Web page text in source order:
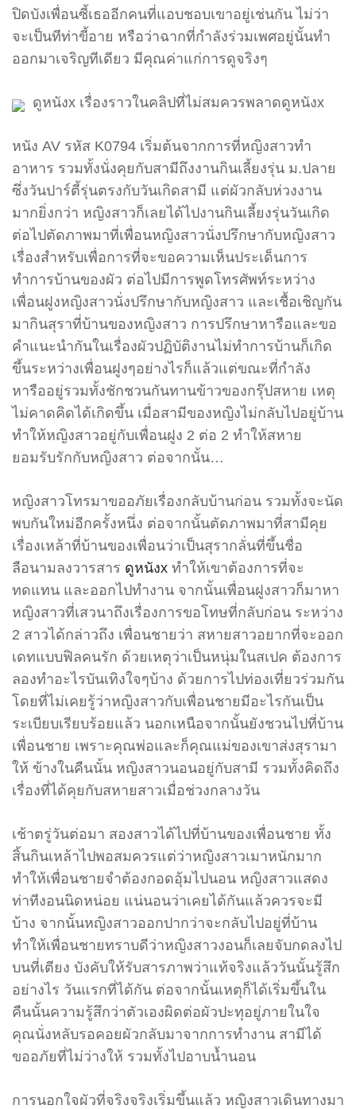
ปิดบังเพื่อนซี้เธออีกคนที่แอบชอบเขาอยู่เช่นกัน ไม่ว่า
จะเป็นทีท่าขี้อาย หรือว่าฉากที่กำลังร่วมเพศอยู่นั้นทำ
ออกมาเจริญทีเดียว มีคุณค่าแก่การดูจริงๆ
ดูหนังx เรื่องราวในคลิปที่ไม่สมควรพลาดดูหนังx
หนัง AV รหัส K0794 เริ่มต้นจากการที่หญิงสาวทำ
อาหาร รวมทั้งนั่งคุยกับสามีถึงงานกินเลี้ยงรุ่น ม.ปลาย
ซึ่งวันปาร์ตี้รุ่นตรงกับวันเกิดสามี แต่ผัวกลับห่วงงาน
มากยิ่งกว่า หญิงสาวก็เลยได้ไปงานกินเลี้ยงรุ่นวันเกิด
ต่อไปตัดภาพมาที่เพื่อนหญิงสาวนั่งปรึกษากับหญิงสาว
เรื่องสำหรับเพื่อการที่จะขอความเห็นประเด็นการ
ทำการบ้านของผัว ต่อไปมีการพูดโทรศัพท์ระหว่าง
เพื่อนฝูงหญิงสาวนั่งปรึกษากับหญิงสาว และเชื้อเชิญกัน
มากินสุราที่บ้านของหญิงสาว การปรึกษาหารือและขอ
คำแนะนำกันในเรื่องผัวปฏิบัติงานไม่ทำการบ้านก็เกิด
ขึ้นระหว่างเพื่อนฝูงๆอย่างไรก็แล้วแต่ขณะที่กำลัง
หารืออยู่รวมทั้งชักชวนกันทานข้าวของกรุ๊ปสหาย เหตุ
ไม่คาดคิดได้เกิดขึ้น เมื่อสามีของหญิงไม่กลับไปอยู่บ้าน
ทำให้หญิงสาวอยู่กับเพื่อนฝูง 2 ต่อ 2 ทำให้สหาย
ยอมรับรักกับหญิงสาว ต่อจากนั้น…
หญิงสาวโทรมาขออภัยเรื่องกลับบ้านก่อน รวมทั้งจะนัด
พบกันใหม่อีกครั้งหนึ่ง ต่อจากนั้นตัดภาพมาที่สามีคุย
เรื่องเหล้าที่บ้านของเพื่อนว่าเป็นสุรากลั่นที่ขึ้นชื่อ
ลือนามลงวารสาร ดูหนังx ทำให้เขาต้องการที่จะ
ทดแทน และออกไปทำงาน จากนั้นเพื่อนฝูงสาวก็มาหา
หญิงสาวที่เสวนาถึงเรื่องการขอโทษที่กลับก่อน ระหว่าง
2 สาวได้กล่าวถึง เพื่อนชายว่า สหายสาวอยากที่จะออก
เดทแบบฟิลคนรัก ด้วยเหตุว่าเป็นหนุ่มในสเปค ต้องการ
ลองทำอะไรบันเทิงใจๆบ้าง ด้วยการไปท่องเที่ยวร่วมกัน
โดยที่ไม่เคยรู้ว่าหญิงสาวกับเพื่อนชายมีอะไรกันเป็น
ระเบียบเรียบร้อยแล้ว นอกเหนือจากนั้นยังชวนไปที่บ้าน
เพื่อนชาย เพราะคุณพ่อและก็คุณแม่ของเขาส่งสุรามา
ให้ ข้างในคืนนั้น หญิงสาวนอนอยู่กับสามี รวมทั้งคิดถึง
เรื่องที่ได้คุยกับสหายสาวเมื่อช่วงกลางวัน
เช้าตรู่วันต่อมา สองสาวได้ไปที่บ้านของเพื่อนชาย ทั้ง
สิ้นกินเหล้าไปพอสมควรแต่ว่าหญิงสาวเมาหนักมาก
ทำให้เพื่อนชายจำต้องกอดอุ้มไปนอน หญิงสาวแสดง
ท่าทีงอนนิดหน่อย แน่นอนว่าเคยได้กันแล้วควรจะมี
บ้าง จากนั้นหญิงสาวออกปากว่าจะกลับไปอยู่ที่บ้าน
ทำให้เพื่อนชายทราบดีว่าหญิงสาวงอนก็เลยจับกดลงไป
บนที่เตียง บังคับให้รับสารภาพว่าแท้จริงแล้ววันนั้นรู้สึก
อย่างไร วันแรกที่ได้กัน ต่อจากนั้นเหตุก็ได้เริ่มขึ้นใน
คืนนั้นความรู้สึกว่าตัวเองผิดต่อผัวปะทุอยู่ภายในใจ
คุณนั่งหลับรอคอยผัวกลับมาจากการทำงาน สามีได้
ขออภัยที่ไม่ว่างให้ รวมทั้งไปอาบน้ำนอน
การนอกใจผัวที่จริงจริงเริ่มขึ้นแล้ว หญิงสาวเดินทางมา